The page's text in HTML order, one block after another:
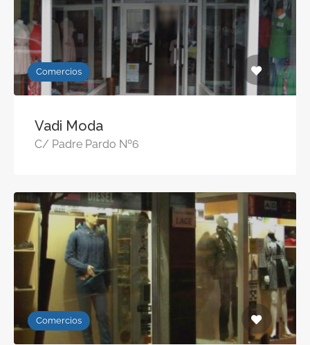
Comercios
Vadi Moda
C/ Padre Pardo Nº6
Comercios